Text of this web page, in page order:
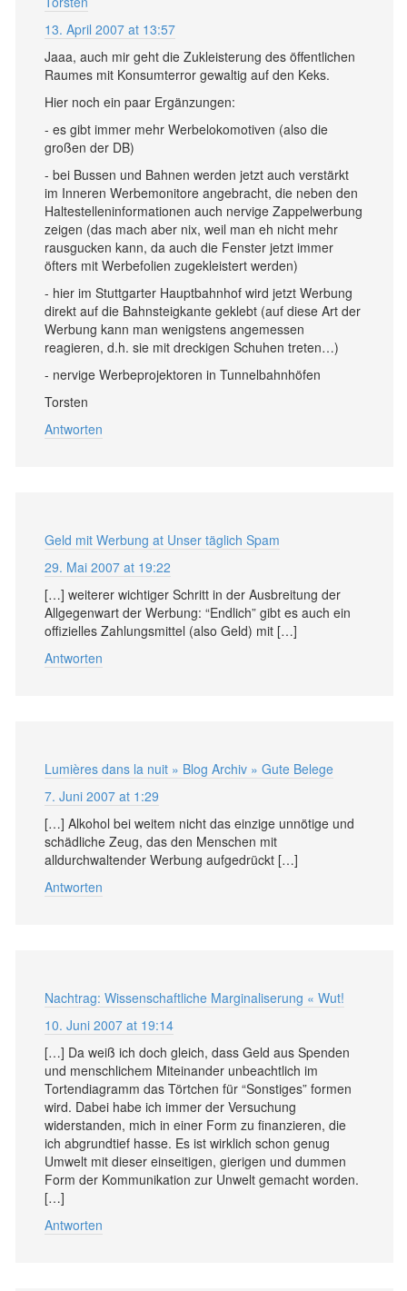
13. April 2007 at 13:57
Jaaa, auch mir geht die Zukleisterung des öffentlichen
Raumes mit Konsumterror gewaltig auf den Keks.
Hier noch ein paar Ergänzungen:
- es gibt immer mehr Werbelokomotiven (also die
großen der DB)
- bei Bussen und Bahnen werden jetzt auch verstärkt
im Inneren Werbemonitore angebracht, die neben den
Haltestelleninformationen auch nervige Zappelwerbung
zeigen (das mach aber nix, weil man eh nicht mehr
rausgucken kann, da auch die Fenster jetzt immer
öfters mit Werbefolien zugekleistert werden)
- hier im Stuttgarter Hauptbahnhof wird jetzt Werbung
direkt auf die Bahnsteigkante geklebt (auf diese Art der
Werbung kann man wenigstens angemessen
reagieren, d.h. sie mit dreckigen Schuhen treten…)
- nervige Werbeprojektoren in Tunnelbahnhöfen
Torsten
Antworten
Geld mit Werbung at Unser täglich Spam
29. Mai 2007 at 19:22
[…] weiterer wichtiger Schritt in der Ausbreitung der
Allgegenwart der Werbung: “Endlich” gibt es auch ein
offizielles Zahlungsmittel (also Geld) mit […]
Antworten
Lumières dans la nuit » Blog Archiv » Gute Belege
7. Juni 2007 at 1:29
[…] Alkohol bei weitem nicht das einzige unnötige und
schädliche Zeug, das den Menschen mit
alldurchwaltender Werbung aufgedrückt […]
Antworten
Nachtrag: Wissenschaftliche Marginaliserung « Wut!
10. Juni 2007 at 19:14
[…] Da weiß ich doch gleich, dass Geld aus Spenden
und menschlichem Miteinander unbeachtlich im
Tortendiagramm das Törtchen für “Sonstiges” formen
wird. Dabei habe ich immer der Versuchung
widerstanden, mich in einer Form zu finanzieren, die
ich abgrundtief hasse. Es ist wirklich schon genug
Umwelt mit dieser einseitigen, gierigen und dummen
Form der Kommunikation zur Unwelt gemacht worden.
[…]
Antworten